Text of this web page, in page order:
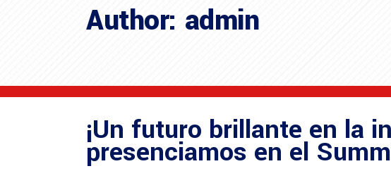
Author: admin
¡Un futuro brillante en la
presenciamos en el